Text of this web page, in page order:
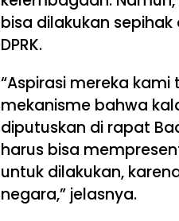
bisa dilakukan
DPRK.
“Aspirasi mereka
mekanisme bahwa
diputuskan di rapat
harus bisa
untuk dilakukan,
negara,” jelasnya.